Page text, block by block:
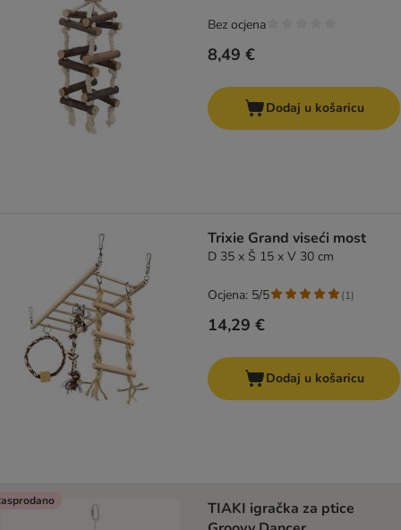
8,49 €
Bez ocjena
Dodaj u košaricu
Trixie Grand viseći most
D 35 x Š 15 x V 30 cm
14,29 €
Ocjena: 5/5 (1)
Dodaj u košaricu
TIAKI igračka za ptice